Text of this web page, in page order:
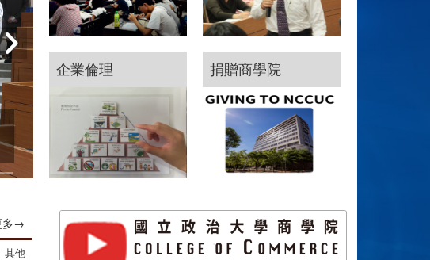
企業倫理 捐贈商學院
其他
多→